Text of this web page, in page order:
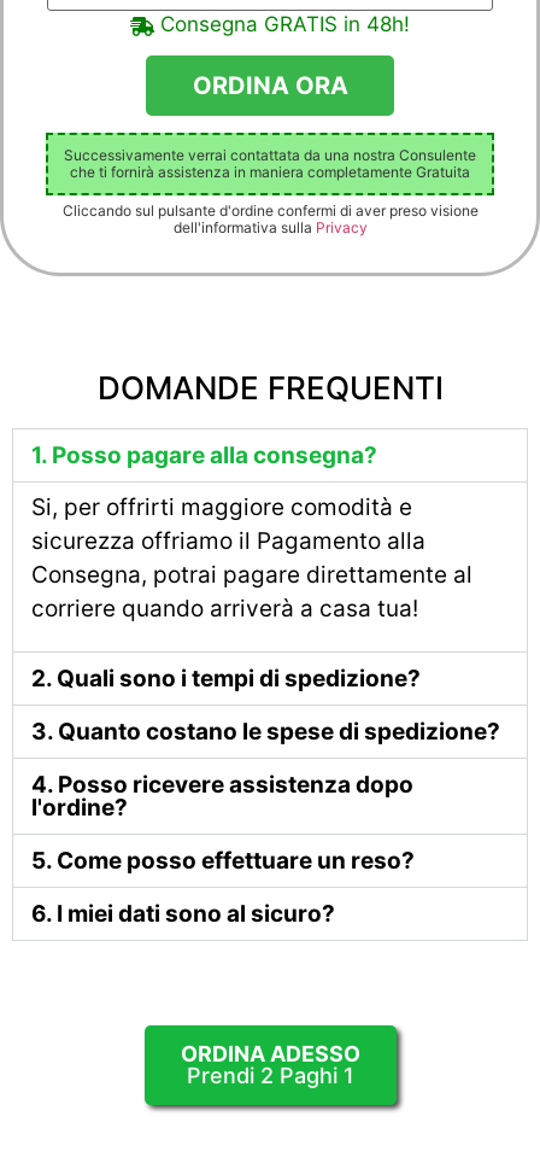
Consegna GRATIS in 48h!
Successivamente verrai contattata da una nostra Consulente
che ti fornirà assistenza in maniera completamente Gratuita
Cliccando sul pulsante d'ordine confermi di aver preso visione
dell'informativa sulla Privacy
DOMANDE FREQUENTI
1. Posso pagare alla consegna?
Si, per offrirti maggiore comodità e
sicurezza offriamo il Pagamento alla
Consegna, potrai pagare direttamente al
corriere quando arriverà a casa tua!
2. Quali sono i tempi di spedizione?
3. Quanto costano le spese di spedizione?
4. Posso ricevere assistenza dopo
l'ordine?
5. Come posso effettuare un reso?
6. I miei dati sono al sicuro?
ORDINA ADESSO
Prendi 2 Paghi 1